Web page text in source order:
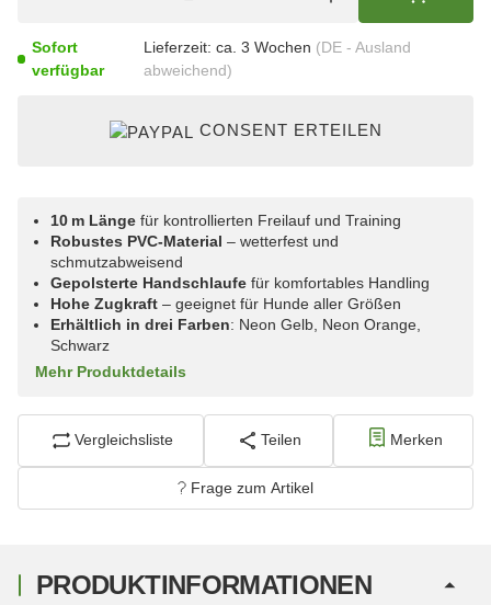
Sofort
verfügbar
Lieferzeit: ca. 3 Wochen (DE - Ausland
abweichend)
CONSENT ERTEILEN
10 m Länge für kontrollierten Freilauf und Training
Robustes PVC-Material – wetterfest und
schmutzabweisend
Gepolsterte Handschlaufe für komfortables Handling
Hohe Zugkraft – geeignet für Hunde aller Größen
Erhältlich in drei Farben: Neon Gelb, Neon Orange,
Schwarz
Mehr Produktdetails
Vergleichsliste Teilen Merken
Frage zum Artikel
PRODUKTINFORMATIONEN